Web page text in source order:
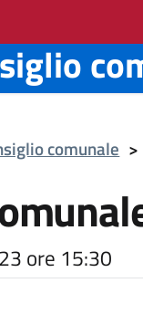
comunale >
ore 15:30